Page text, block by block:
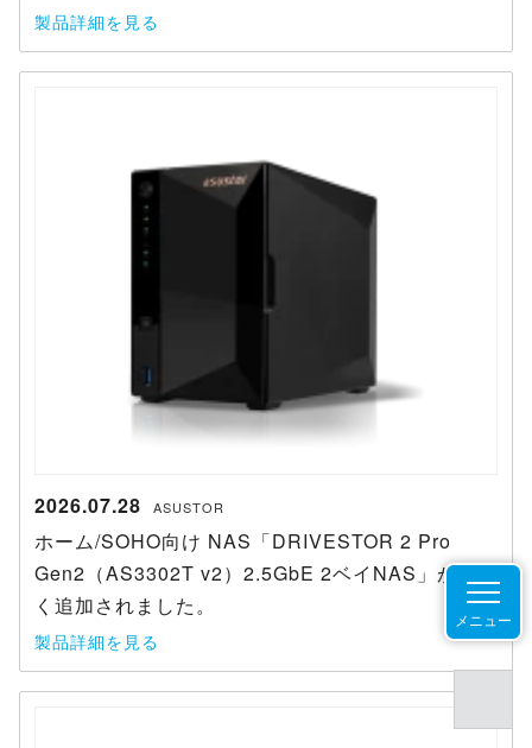
メニュー
製品詳細を見る
2026.07.28 ASUSTOR
ホーム/SOHO向け NAS「DRIVESTOR 2 Pro
Gen2（AS3302T v2）2.5GbE 2ベイNAS」が新し
く追加されました。
製品詳細を見る